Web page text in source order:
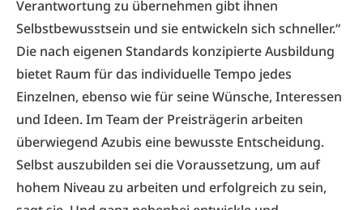
Verantwortung zu übernehmen gibt ihnen
Selbstbewusstsein und sie entwickeln sich schneller.“
Die nach eigenen Standards konzipierte Ausbildung
bietet Raum für das individuelle Tempo jedes
Einzelnen, ebenso wie für seine Wünsche, Interessen
und Ideen. Im Team der Preisträgerin arbeiten
überwiegend Azubis eine bewusste Entscheidung.
Selbst auszubilden sei die Voraussetzung, um auf
hohem Niveau zu arbeiten und erfolgreich zu sein,